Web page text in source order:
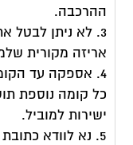
ההרכבה.
3. לא ניתן לבטל
אריזה מקורית
4. אספקה עד
ישירות למוביל.
5. נא לוודא